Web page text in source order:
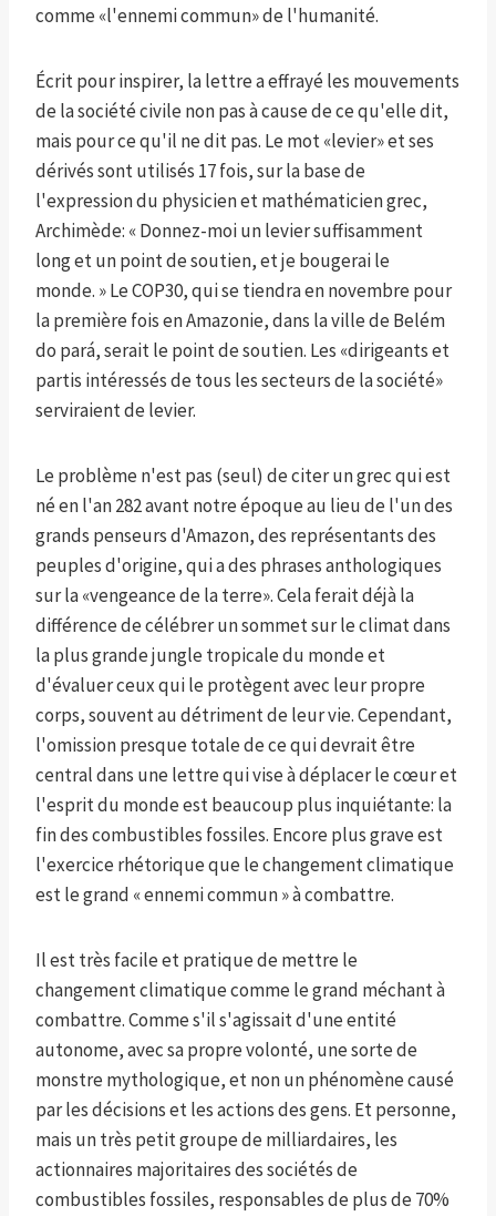
comme «l'ennemi commun» de l'humanité.
Écrit pour inspirer, la lettre a effrayé les mouvements
de la société civile non pas à cause de ce qu'elle dit,
mais pour ce qu'il ne dit pas. Le mot «levier» et ses
dérivés sont utilisés 17 fois, sur la base de
l'expression du physicien et mathématicien grec,
Archimède: « Donnez-moi un levier suffisamment
long et un point de soutien, et je bougerai le
monde. » Le COP30, qui se tiendra en novembre pour
la première fois en Amazonie, dans la ville de Belém
do pará, serait le point de soutien. Les «dirigeants et
partis intéressés de tous les secteurs de la société»
serviraient de levier.
Le problème n'est pas (seul) de citer un grec qui est
né en l'an 282 avant notre époque au lieu de l'un des
grands penseurs d'Amazon, des représentants des
peuples d'origine, qui a des phrases anthologiques
sur la «vengeance de la terre». Cela ferait déjà la
différence de célébrer un sommet sur le climat dans
la plus grande jungle tropicale du monde et
d'évaluer ceux qui le protègent avec leur propre
corps, souvent au détriment de leur vie. Cependant,
l'omission presque totale de ce qui devrait être
central dans une lettre qui vise à déplacer le cœur et
l'esprit du monde est beaucoup plus inquiétante: la
fin des combustibles fossiles. Encore plus grave est
l'exercice rhétorique que le changement climatique
est le grand « ennemi commun » à combattre.
Il est très facile et pratique de mettre le
changement climatique comme le grand méchant à
combattre. Comme s'il s'agissait d'une entité
autonome, avec sa propre volonté, une sorte de
monstre mythologique, et non un phénomène causé
par les décisions et les actions des gens. Et personne,
mais un très petit groupe de milliardaires, les
actionnaires majoritaires des sociétés de
combustibles fossiles, responsables de plus de 70%